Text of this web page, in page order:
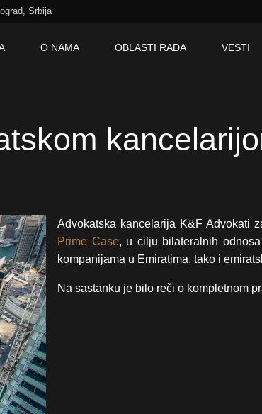
Srbija
O NAMA OBLASTI RADA VESTI
Advokatska kancelarija K&F Advokati
Prime Case, u cilju bilateralnih
kompanijama u Emiratima, tako i
Na sastanku je bilo reči o kompletnom